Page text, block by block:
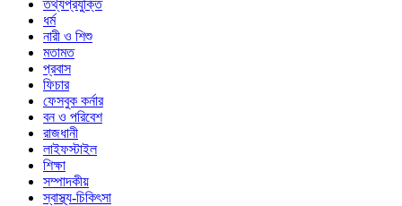
তথ্যপ্রযুক্তি
ধর্ম
নারী ও শিশু
মতামত
প্রবাস
ফিচার
ফেসবুক কর্নার
বন ও পরিবেশ
রাজধানী
লাইফস্টাইল
শিক্ষা
সম্পাদকীয়
স্বাস্থ্য-চিকিৎসা